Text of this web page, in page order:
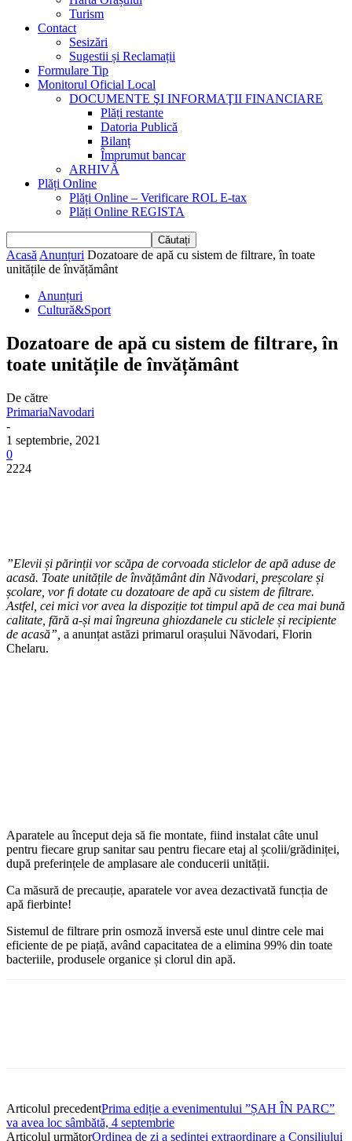
Turism
Contact
Sesizări
Sugestii și Reclamații
Formulare Tip
Monitorul Oficial Local
DOCUMENTE ŞI INFORMAŢII FINANCIARE
Plăți restante
Datoria Publică
Bilanț
Împrumut bancar
ARHIVĂ
Plăți Online
Plăți Online – Verificare ROL E-tax
Plăți Online REGISTA
Acasă Anunțuri Dozatoare de apă cu sistem de filtrare, în toate
unitățile de învățământ
Anunțuri
Cultură&Sport
Dozatoare de apă cu sistem de filtrare, în
toate unitățile de învățământ
De către
PrimariaNavodari
-
1 septembrie, 2021
0
2224
”Elevii și părinții vor scăpa de corvoada sticlelor de apă aduse de
acasă. Toate unitățile de învățământ din Năvodari, preșcolare și
școlare, vor fi dotate cu dozatoare de apă cu sistem de filtrare.
Astfel, cei mici vor avea la dispoziție tot timpul apă de cea mai bună
calitate, fără a-și mai îngreuna ghiozdanele cu sticlele și recipiente
de acasă”, a anunțat astăzi primarul orașului Năvodari, Florin
Chelaru.
Aparatele au început deja să fie montate, fiind instalat câte unul
pentru fiecare grup sanitar sau pentru fiecare etaj al școlii/grădiniței,
după preferințele de amplasare ale conducerii unității.
Ca măsură de precauție, aparatele vor avea dezactivată funcția de
apă fierbinte!
Sistemul de filtrare prin osmoză inversă este unul dintre cele mai
eficiente de pe piață, având capacitatea de a elimina 99% din toate
bacteriile, produsele organice și clorul din apă.
Articolul precedentPrima ediție a evenimentului ”ȘAH ÎN PARC”
va avea loc sâmbătă, 4 septembrie
Articolul următorOrdinea de zi a ședinței extraordinare a Consiliului